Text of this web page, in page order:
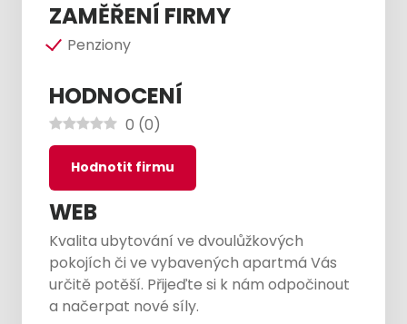
ZAMĚŘENÍ FIRMY
Penziony
HODNOCENÍ
0 (0)
Hodnotit firmu
WEB
Kvalita ubytování ve dvoulůžkových
pokojích či ve vybavených apartmá Vás
určitě potěší. Přijeďte si k nám odpočinout
a načerpat nové síly.